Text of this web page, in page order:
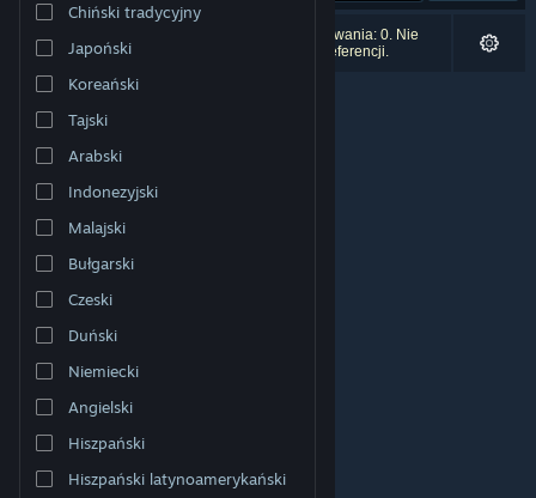
Zmień język
Pobierz aplikację mobilną Steam
Wersja przeglądarkowa
Chiński tradycyjny
Japoński
Koreański
Tajski
Arabski
Indonezyjski
Malajski
Bułgarski
Czeski
Duński
Niemiecki
Angielski
Hiszpański
Hiszpański latynoamerykański
Liczba wyników pasujących do twojego wyszukiwania: 0. Nie
uwzględniono 6 tytułów na podstawie twoich preferencji.